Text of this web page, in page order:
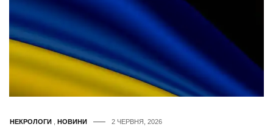
НЕКРОЛОГИ НОВИНИ 2 ЧЕРВНЯ, 2026